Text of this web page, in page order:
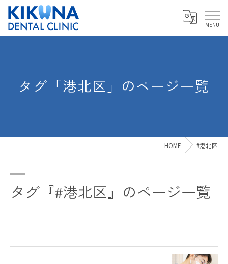
タグ「港北区」のページ一覧
HOME #港北区
タグ『#港北区』のページ一覧